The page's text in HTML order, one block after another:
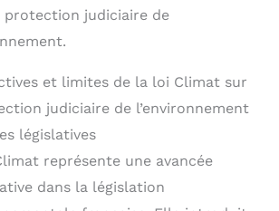
protection judiciaire de
et limites de la loi Climat sur
judiciaire de l’environnement
législatives
représente une avancée
dans la législation